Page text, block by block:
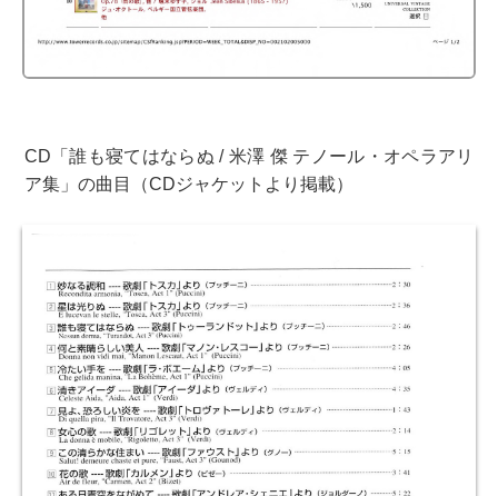
CD「誰も寝てはならぬ / 米澤 傑 テノール・オペラアリ
ア集」の曲目（CDジャケットより掲載）